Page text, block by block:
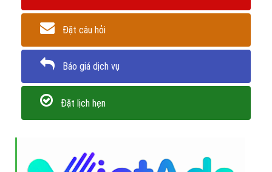
Đặt câu hỏi
Báo giá dịch vụ
Đặt lịch hẹn